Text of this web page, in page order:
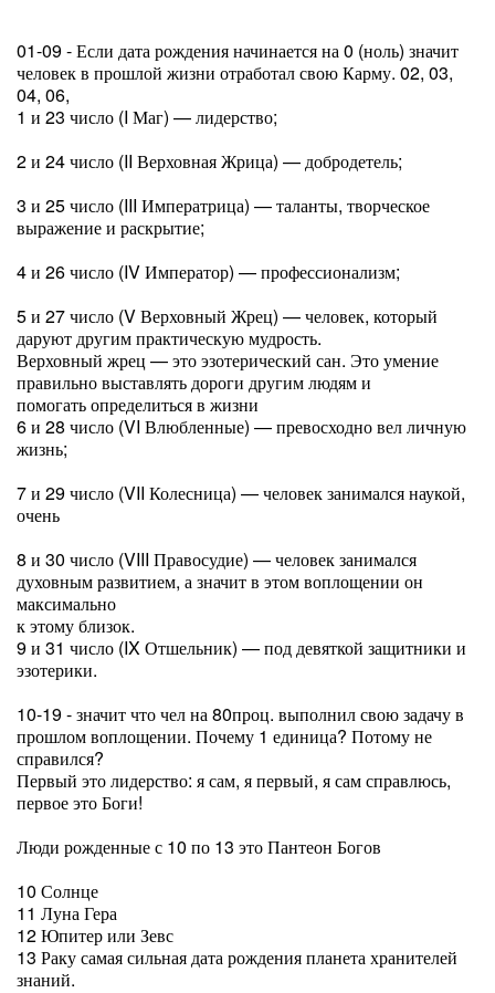
01-09 - Если дата рождения начинается на 0 (ноль) значит
человек в прошлой жизни отработал свою Карму. 02, 03,
04, 06,
1 и 23 число (I Маг) — лидерство;
2 и 24 число (II Верховная Жрица) — добродетель;
3 и 25 число (III Императрица) — таланты, творческое
выражение и раскрытие;
4 и 26 число (IV Император) — профессионализм;
5 и 27 число (V Верховный Жрец) — человек, который
даруют другим практическую мудрость.
Верховный жрец — это эзотерический сан. Это умение
правильно выставлять дороги другим людям и
помогать определиться в жизни
6 и 28 число (VI Влюбленные) — превосходно вел личную
жизнь;
7 и 29 число (VII Колесница) — человек занимался наукой,
очень
8 и 30 число (VIII Правосудие) — человек занимался
духовным развитием, а значит в этом воплощении он
максимально
к этому близок.
9 и 31 число (IX Отшельник) — под девяткой защитники и
эзотерики.
10-19 - значит что чел на 80проц. выполнил свою задачу в
прошлом воплощении. Почему 1 единица? Потому не
справился?
Первый это лидерство: я сам, я первый, я сам справлюсь,
первое это Боги!
Люди рожденные с 10 по 13 это Пантеон Богов
10 Солнце
11 Луна Гера
12 Юпитер или Зевс
13 Раку самая сильная дата рождения планета хранителей
знаний.